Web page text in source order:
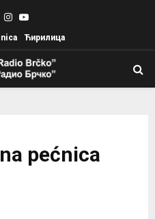
Instagram
Youtube
Ћирилица
pećnica